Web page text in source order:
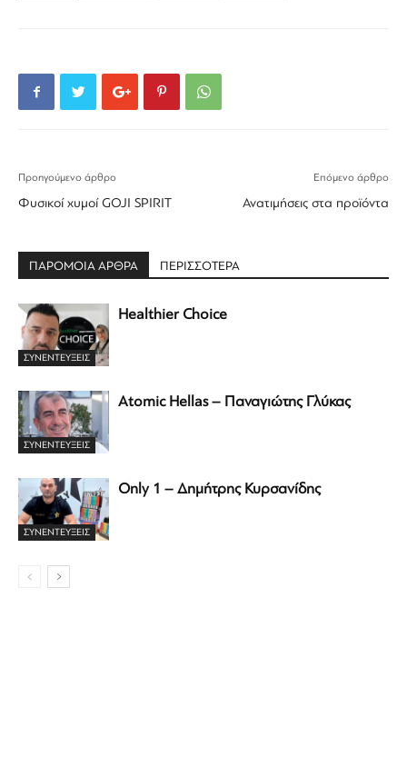
Προηγούμενο άρθρο
Φυσικοί χυμοί GOJI SPIRIT
Επόμενο άρθρο
Ανατιμήσεις στα προϊόντα
ΠΑΡΟΜΟΙΑ ΑΡΘΡΑ ΠΕΡΙΣΣΟΤΕΡΑ
ΣΥΝΕΝΤΕΎΞΕΙΣ
Healthier Choice
ΣΥΝΕΝΤΕΎΞΕΙΣ
Atomic Hellas – Παναγιώτης Γλύκας
ΣΥΝΕΝΤΕΎΞΕΙΣ
Only 1 – Δημήτρης Κυρσανίδης